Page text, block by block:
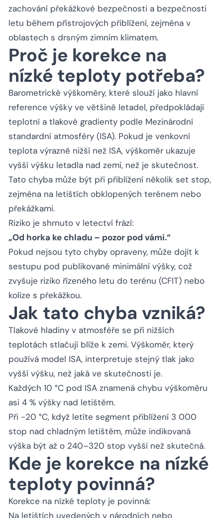
zachování překážkové bezpečnosti a bezpečnosti
letu během přístrojových přiblížení, zejména v
oblastech s drsným zimním klimatem.
Proč je korekce na
nízké teploty potřeba?
Barometrické výškoměry, které slouží jako hlavní
reference výšky ve většině letadel, předpokládají
teplotní a tlakové gradienty podle Mezinárodní
standardní atmosféry (ISA). Pokud je venkovní
teplota výrazně nižší než ISA, výškoměr ukazuje
vyšší výšku letadla nad zemí, než je skutečnost.
Tato chyba může být při přiblížení několik set stop,
zejména na letištích obklopených terénem nebo
překážkami.
Riziko je shrnuto v letectví frází:
„Od horka ke chladu – pozor pod vámi.“
Pokud nejsou tyto chyby opraveny, může dojít k
sestupu pod publikované minimální výšky, což
zvyšuje riziko řízeného letu do terénu (CFIT) nebo
kolize s překážkou.
Jak tato chyba vzniká?
Tlakové hladiny v atmosféře se při nižších
teplotách stlačují blíže k zemi. Výškoměr, který
používá model ISA, interpretuje stejný tlak jako
vyšší výšku, než jaká ve skutečnosti je.
Každých 10 °C pod ISA znamená chybu výškoměru
asi 4 % výšky nad letištěm.
Při −20 °C, když letíte segment přiblížení 3 000
stop nad chladným letištěm, může indikovaná
výška být až o 240–320 stop vyšší než skutečná.
Kde je korekce na nízké
teploty povinná?
Korekce na nízké teploty je povinná:
Na letištích uvedených v národních nebo